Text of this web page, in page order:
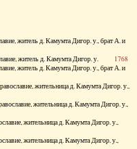
житель д. Камумта Дигор. у., брат А. и
житель д. Камумта Дигор. у. 1768
житель д. Камумта Дигор. у., брат А. и
жительница д. Камумта Дигор. у.,
жительница д. Камумта Дигор. у.,
жительница д. Камумта Дигор. у.,
жительница д. Камумта Дигор. у.,